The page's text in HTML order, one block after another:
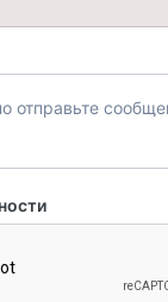
отправьте